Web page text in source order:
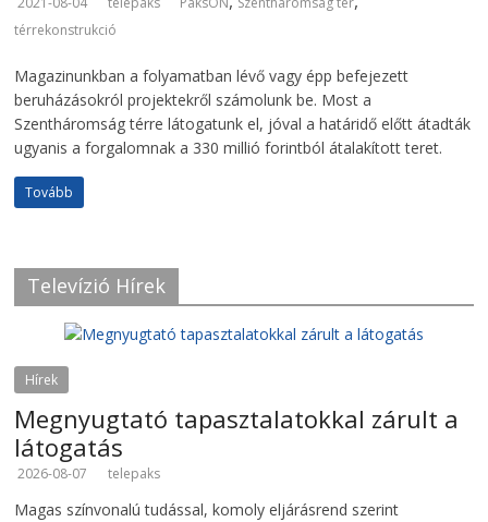
térrekonstrukció
Magazinunkban a folyamatban lévő vagy épp befejezett
beruházásokról projektekről számolunk be. Most a
Szentháromság térre látogatunk el, jóval a határidő előtt átadták
ugyanis a forgalomnak a 330 millió forintból átalakított teret.
Tovább
Televízió Hírek
Hírek
Megnyugtató tapasztalatokkal zárult a
látogatás
2026-08-07 telepaks
Magas színvonalú tudással, komoly eljárásrend szerint